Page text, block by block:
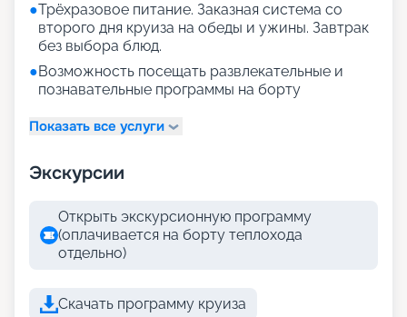
●Трёхразовое питание. Заказная система со
второго дня круиза на обеды и ужины. Завтрак
без выбора блюд.
●Возможность посещать развлекательные и
познавательные программы на борту
Показать все услуги
Экскурсии
Открыть экскурсионную программу
(оплачивается на борту теплохода
отдельно)
Скачать программу круиза